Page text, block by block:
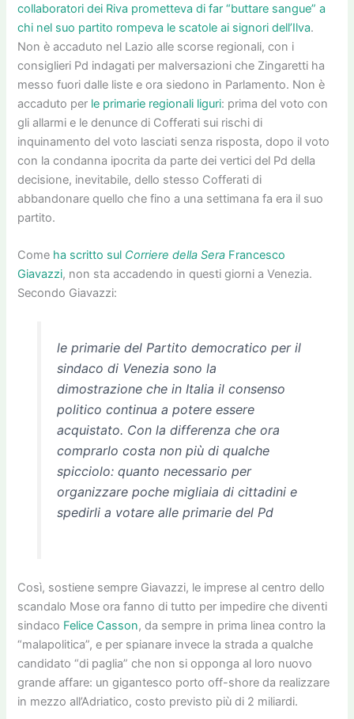
collaboratori dei Riva prometteva di far “buttare sangue” a
chi nel suo partito rompeva le scatole ai signori dell’Ilva.
Non è accaduto nel Lazio alle scorse regionali, con i
consiglieri Pd indagati per malversazioni che Zingaretti ha
messo fuori dalle liste e ora siedono in Parlamento. Non è
accaduto per le primarie regionali liguri: prima del voto con
gli allarmi e le denunce di Cofferati sui rischi di
inquinamento del voto lasciati senza risposta, dopo il voto
con la condanna ipocrita da parte dei vertici del Pd della
decisione, inevitabile, dello stesso Cofferati di
abbandonare quello che fino a una settimana fa era il suo
partito.
Come ha scritto sul Corriere della Sera Francesco
Giavazzi, non sta accadendo in questi giorni a Venezia.
Secondo Giavazzi:
le primarie del Partito democratico per il
sindaco di Venezia sono la
dimostrazione che in Italia il consenso
politico continua a potere essere
acquistato. Con la differenza che ora
comprarlo costa non più di qualche
spicciolo: quanto necessario per
organizzare poche migliaia di cittadini e
spedirli a votare alle primarie del Pd
Così, sostiene sempre Giavazzi, le imprese al centro dello
scandalo Mose ora fanno di tutto per impedire che diventi
sindaco Felice Casson, da sempre in prima linea contro la
“malapolitica”, e per spianare invece la strada a qualche
candidato “di paglia” che non si opponga al loro nuovo
grande affare: un gigantesco porto off-shore da realizzare
in mezzo all’Adriatico, costo previsto più di 2 miliardi.